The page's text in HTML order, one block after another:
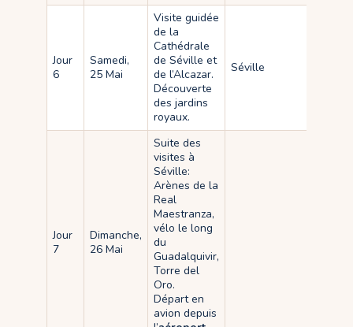
Jour
6
Samedi,
25 Mai
Visite guidée
de la
Cathédrale
de Séville et
de l’Alcazar.
Découverte
des jardins
royaux.
Séville
Jour
7
Dimanche,
26 Mai
Suite des
visites à
Séville:
Arènes de la
Real
Maestranza,
vélo le long
du
Guadalquivir,
Torre del
Oro.
Départ en
avion depuis